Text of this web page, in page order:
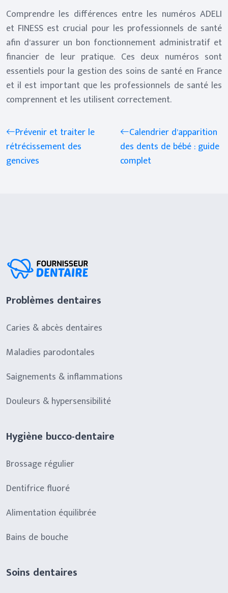
Comprendre les différences entre les numéros ADELI
et FINESS est crucial pour les professionnels de santé
afin d’assurer un bon fonctionnement administratif et
financier de leur pratique. Ces deux numéros sont
essentiels pour la gestion des soins de santé en France
et il est important que les professionnels de santé les
comprennent et les utilisent correctement.
Prévenir et traiter le
rétrécissement des
gencives
Calendrier d’apparition
des dents de bébé : guide
complet
Problèmes dentaires
Caries & abcès dentaires
Maladies parodontales
Saignements & inflammations
Douleurs & hypersensibilité
Hygiène bucco-dentaire
Brossage régulier
Dentifrice fluoré
Alimentation équilibrée
Bains de bouche
Soins dentaires